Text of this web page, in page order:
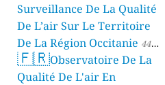
Surveillance De La Qualité
De L’air Sur Le Territoire
De La Région Occitanie 44
stations
🇫🇷Observatoire De La
Qualité De L'air En